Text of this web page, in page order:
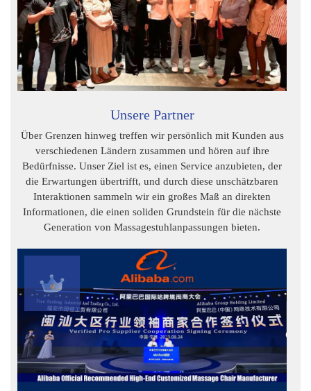
Unsere Partner
Über Grenzen hinweg treffen wir persönlich mit Kunden aus
verschiedenen Ländern zusammen und hören auf ihre
Bedürfnisse. Unser Ziel ist es, einen Service anzubieten, der
die Erwartungen übertrifft, und durch diese unschätzbaren
Interaktionen sammeln wir ein großes Maß an direkten
Informationen, die einen soliden Grundstein für die nächste
Generation von Massagestuhlanpassungen bieten.